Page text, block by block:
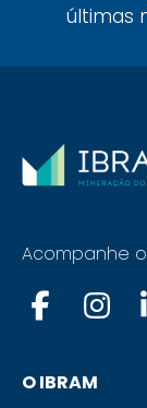
últimas
Acompanhe o
O IBRAM